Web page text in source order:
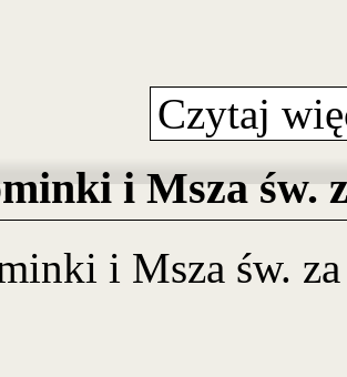
Czytaj
i Msza św.
i Msza św. za